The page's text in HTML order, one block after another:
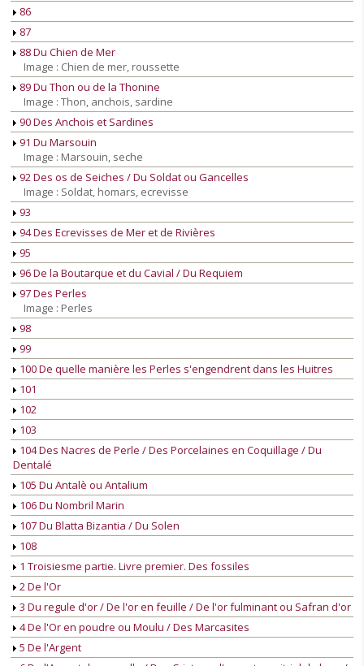
86
87
88 Du Chien de Mer
Image : Chien de mer, roussette
89 Du Thon ou de la Thonine
Image : Thon, anchois, sardine
90 Des Anchois et Sardines
91 Du Marsouin
Image : Marsouin, seche
92 Des os de Seiches / Du Soldat ou Gancelles
Image : Soldat, homars, ecrevisse
93
94 Des Ecrevisses de Mer et de Rivières
95
96 De la Boutarque et du Cavial / Du Requiem
97 Des Perles
Image : Perles
98
99
100 De quelle manière les Perles s'engendrent dans les Huitres
101
102
103
104 Des Nacres de Perle / Des Porcelaines en Coquillage / Du
Dentalé
105 Du Antalè ou Antalium
106 Du Nombril Marin
107 Du Blatta Bizantia / Du Solen
108
1 Troisiesme partie. Livre premier. Des fossiles
2 De l'Or
3 Du regule d'or / De l'or en feuille / De l'or fulminant ou Safran d'or
4 De l'Or en poudre ou Moulu / Des Marcasites
5 De l'Argent